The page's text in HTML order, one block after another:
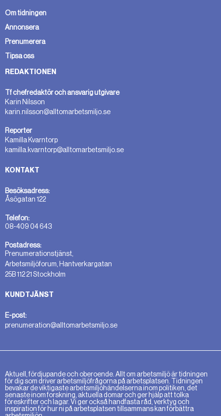
Om tidningen
Annonsera
Prenumerera
Tipsa oss
REDAKTIONEN
Tf chefredaktör och ansvarig utgivare
Karin Nilsson
karin.nilsson@alltomarbetsmiljo.se
Reporter
Kamilla Kvarntorp
kamilla.kvarntorp@alltomarbetsmiljo.se
KONTAKT
Besöksadress:
Åsögatan 122
Telefon:
08-409 04 643
Postadress:
Prenumerationstjänst,
Arbetsmiljöforum, Hantverkargatan
25B 112 21 Stockholm
KUNDTJÄNST
E-post:
prenumeration@alltomarbetsmiljo.se
Aktuell, fördjupande och oberoende. Allt om arbetsmiljö är tidningen
för dig som driver arbetsmiljöfrågorna på arbetsplatsen. Tidningen
bevakar de viktigaste arbetsmiljöhändelserna inom politiken, det
senaste inom forskning, aktuella domar och ger hjälp att tolka
föreskrifter och lagar. Vi ger också handfasta råd, verktyg och
inspiration för hur ni på arbetsplatsen tillsammans kan förbättra